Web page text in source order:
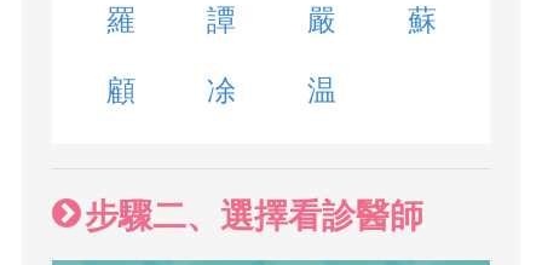
羅 譚 嚴 蘇
顧 凃 温
步驟二、選擇看診醫師